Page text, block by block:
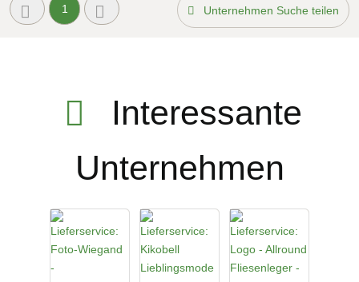
1 Unternehmen Suche teilen
Interessante
Unternehmen